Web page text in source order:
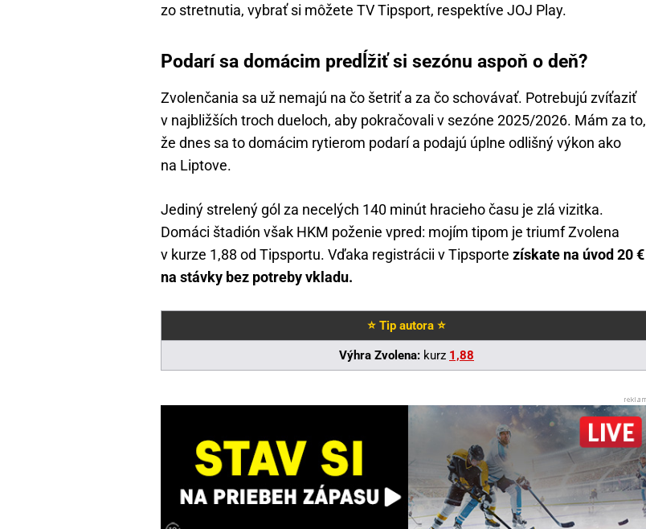
zo stretnutia, vybrať si môžete TV Tipsport, respektíve JOJ Play.
Podarí sa domácim predĺžiť si sezónu aspoň o deň?
Zvolenčania sa už nemajú na čo šetriť a za čo schovávať. Potrebujú zvíťaziť
v najbližších troch dueloch, aby pokračovali v sezóne 2025/2026. Mám za to,
že dnes sa to domácim rytierom podarí a podajú úplne odlišný výkon ako
na Liptove.
Jediný strelený gól za necelých 140 minút hracieho času je zlá vizitka.
Domáci štadión však HKM poženie vpred: mojím tipom je triumf Zvolena
v kurze 1,88 od Tipsportu. Vďaka registrácii v Tipsporte získate na úvod 20 €
na stávky bez potreby vkladu.
⭐ Tip autora ⭐
Výhra Zvolena: kurz 1,88